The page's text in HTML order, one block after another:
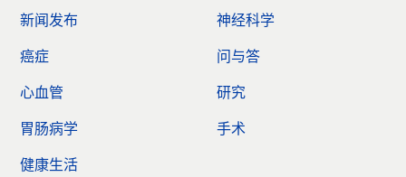
新闻发布
癌症
心血管
胃肠病学
健康生活
神经科学
问与答
研究
手术